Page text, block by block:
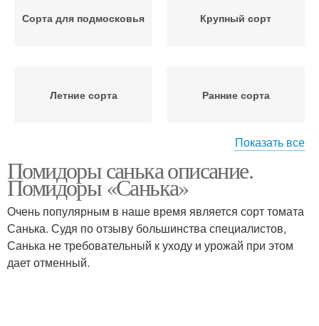
Сорта для подмосковья Крупный сорт
Летние сорта Ранние сорта
Зимостойкие сорта Устойчивые сорта
Новые сорта
Показать все
Помидоры санька описание.
Помидоры «Санька»
Очень популярным в наше время является сорт томата
Санька. Судя по отзыву большинства специалистов,
Санька не требовательный к уходу и урожай при этом
дает отменный.